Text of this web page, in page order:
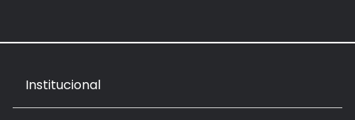
Institucional